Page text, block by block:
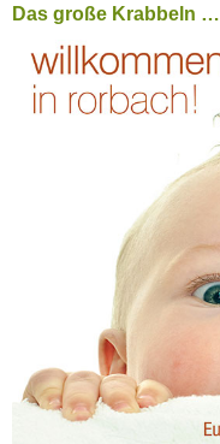
Das große Krabbeln …